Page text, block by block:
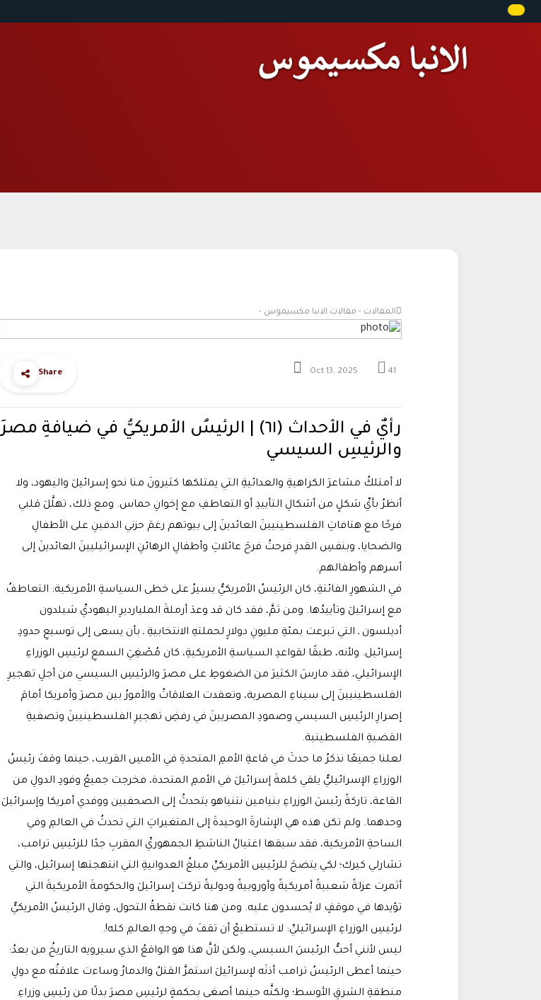
المقالات - مقالات الانبا مكسيموس -
Oct 13, 2025 41
Share
رأيٌ في الأحداث (٦١) | الرئيسُ الأمريكيُّ في ضيافةِ مصرَ
والرئيسِ السيسي
لا أمتلكُ مشاعرَ الكراهيةِ والعدائيةِ التي يمتلكها كثيرونَ منا نحو إسرائيلَ واليهود، ولا
أنظرُ بأيِّ شكلٍ من أشكالِ التأييدِ أو التعاطفِ مع إخوانِ حماس. ومع ذلك، تهلَّلَ قلبي
فرحًا مع هتافاتِ الفلسطينيينَ العائدينَ إلى بيوتهم رغمَ حزني الدفينِ على الأطفالِ
والضحايا، وبنفسِ القدرِ فرحتُ فرحَ عائلاتِ وأطفالِ الرهائنِ الإسرائيليينَ العائدينَ إلى
أسرهم وأطفالهم.
في الشهورِ الفائتةِ، كان الرئيسُ الأمريكيُّ يسيرُ على خطى السياسةِ الأمريكية: التعاطفُ
مع إسرائيلَ وتأييدُها. ومن ثمَّ، فقد كان قد وعدَ أرملةَ المليارديرِ اليهوديِّ شيلدون
أديلسون ـ التي تبرعت بمئةِ مليونِ دولارٍ لحملتهِ الانتخابيةِ ـ بأن يسعى إلى توسيعِ حدودِ
إسرائيل. ولأنه، طبقًا لقواعدِ السياسةِ الأمريكيةِ، كان مُصْغِيَ السمعِ لرئيسِ الوزراءِ
الإسرائيلي، فقد مارسَ الكثيرَ من الضغوطِ على مصرَ والرئيسِ السيسي من أجلِ تهجيرِ
الفلسطينيينَ إلى سيناءِ المصرية، وتعقدت العلاقاتُ والأمورُ بين مصرَ وأمريكا أمامَ
إصرارِ الرئيسِ السيسي وصمودِ المصريينَ في رفضِ تهجيرِ الفلسطينيينَ وتصفيةِ
القضيةِ الفلسطينية.
لعلنا جميعًا نذكرُ ما حدثَ في قاعةِ الأممِ المتحدةِ في الأمسِ القريب، حينما وقفَ رئيسُ
الوزراءِ الإسرائيليُّ يلقي كلمةَ إسرائيلَ في الأممِ المتحدة، فخرجت جميعُ وفودِ الدولِ من
القاعة، تاركةً رئيسَ الوزراءِ بنيامين نتنياهو يتحدثُ إلى الصحفيين ووفدي أمريكا وإسرائيلَ
وحدهما. ولم تكن هذه هي الإشارةَ الوحيدةَ إلى المتغيراتِ التي تحدثُ في العالمِ وفي
الساحةِ الأمريكية، فقد سبقها اغتيالُ الناشطِ الجمهوريِّ المقربِ جدًا للرئيسِ ترامب،
تشارلي كيرك؛ لكي يتضحَ للرئيسِ الأمريكيِّ مبلغُ العدوانيةِ التي انتهجتها إسرائيل، والتي
أثمرت عزلةً شعبيةً أمريكيةً وأوروبيةً ودوليةً تركت إسرائيلَ والحكومةَ الأمريكيةَ التي
تؤيدها في موقفٍ لا يُحسدون عليه. ومن هنا كانت نقطةُ التحول، وقال الرئيسُ الأمريكيُّ
لرئيسِ الوزراءِ الإسرائيليِّ: لا تستطيعُ أن تقفَ في وجهِ العالمِ كله!.
ليس لأنني أحبُّ الرئيسَ السيسي، ولكن لأنَّ هذا هو الواقعُ الذي سيرويه التاريخُ من بعدُ:
حينما أعطى الرئيسُ ترامب أذنَه لإسرائيلَ استمرَّ القتلُ والدمارُ وساءت علاقتُه مع دولِ
منطقةِ الشرقِ الأوسط؛ ولكنَّه حينما أصغى بحكمةٍ لرئيسِ مصرَ بدلًا من رئيسِ وزراءِ